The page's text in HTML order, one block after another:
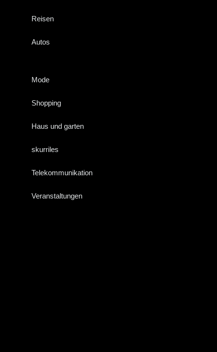
Reisen
Autos
Mode
Shopping
Haus und garten
skurriles
Telekommunikation
Veranstaltungen